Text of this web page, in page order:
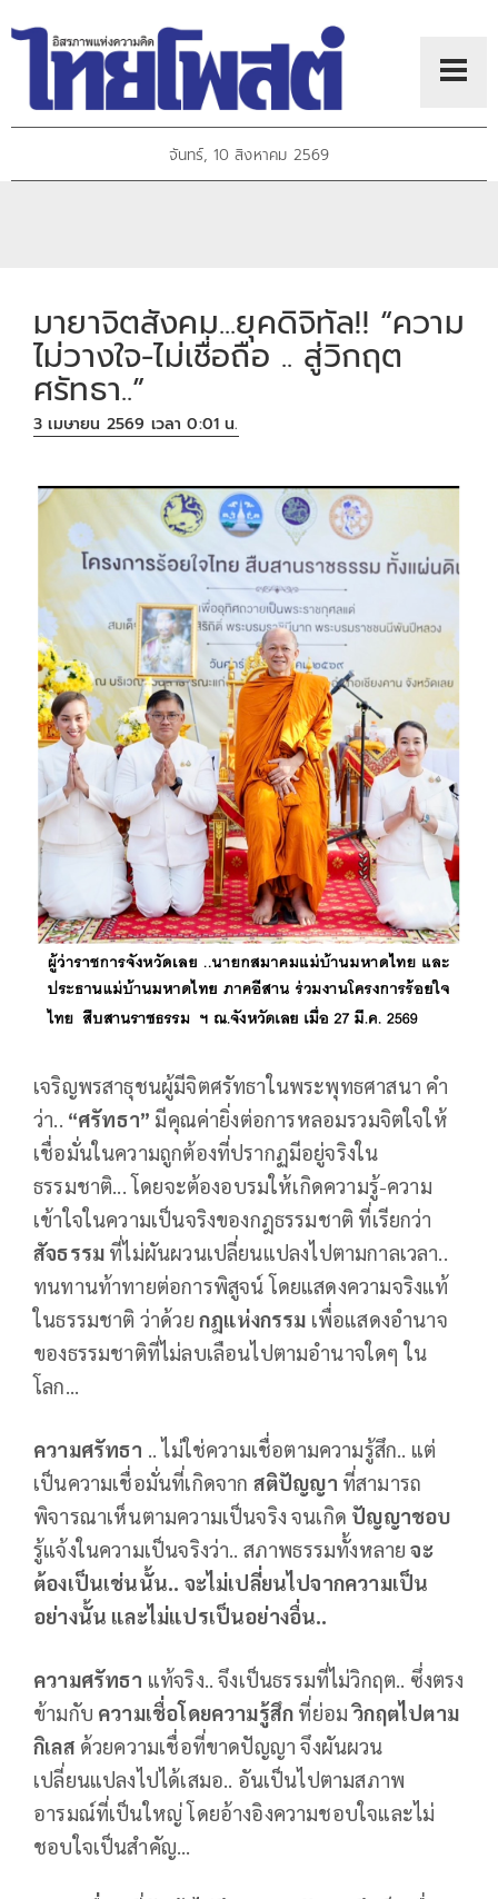
จันทร์, 10 สิงหาคม 2569
มายาจิตสังคม...ยุคดิจิทัล!! “ความ
ไม่วางใจ-ไม่เชื่อถือ .. สู่วิกฤต
ศรัทธา..”
3 เมษายน 2569 เวลา 0:01 น.
เจริญพรสาธุชนผู้มีจิตศรัทธาในพระพุทธศาสนา คำ
ว่า.. “ศรัทธา” มีคุณค่ายิ่งต่อการหลอมรวมจิตใจให้
เชื่อมั่นในความถูกต้องที่ปรากฏมีอยู่จริงใน
ธรรมชาติ... โดยจะต้องอบรมให้เกิดความรู้-ความ
เข้าใจในความเป็นจริงของกฎธรรมชาติ ที่เรียกว่า
สัจธรรม ที่ไม่ผันผวนเปลี่ยนแปลงไปตามกาลเวลา..
ทนทานท้าทายต่อการพิสูจน์ โดยแสดงความจริงแท้
ในธรรมชาติ ว่าด้วย กฎแห่งกรรม เพื่อแสดงอำนาจ
ของธรรมชาติที่ไม่ลบเลือนไปตามอำนาจใดๆ ใน
โลก...
ความศรัทธา .. ไม่ใช่ความเชื่อตามความรู้สึก.. แต่
เป็นความเชื่อมั่นที่เกิดจาก สติปัญญา ที่สามารถ
พิจารณาเห็นตามความเป็นจริง จนเกิด ปัญญาชอบ
รู้แจ้งในความเป็นจริงว่า.. สภาพธรรมทั้งหลายจะ
ต้องเป็นเช่นนั้น.. จะไม่เปลี่ยนไปจากความเป็น
อย่างนั้น และไม่แปรเป็นอย่างอื่น..
ความศรัทธา แท้จริง.. จึงเป็นธรรมที่ไม่วิกฤต.. ซึ่งตรง
ข้ามกับ ความเชื่อโดยความรู้สึก ที่ย่อมวิกฤตไปตาม
กิเลส ด้วยความเชื่อที่ขาดปัญญา จึงผันผวน
เปลี่ยนแปลงไปได้เสมอ.. อันเป็นไปตามสภาพ
อารมณ์ที่เป็นใหญ่ โดยอ้างอิงความชอบใจและไม่
ชอบใจเป็นสำคัญ...